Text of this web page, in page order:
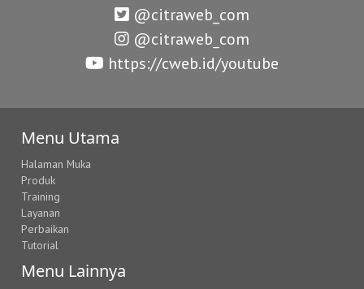
@citraweb_com
@citraweb_com
https://cweb.id/youtube
Menu Utama
Halaman Muka
Produk
Training
Layanan
Perbaikan
Tutorial
Menu Lainnya